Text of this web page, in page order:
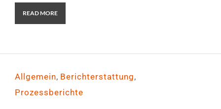
READ MORE
Allgemein, Berichterstattung,
Prozessberichte